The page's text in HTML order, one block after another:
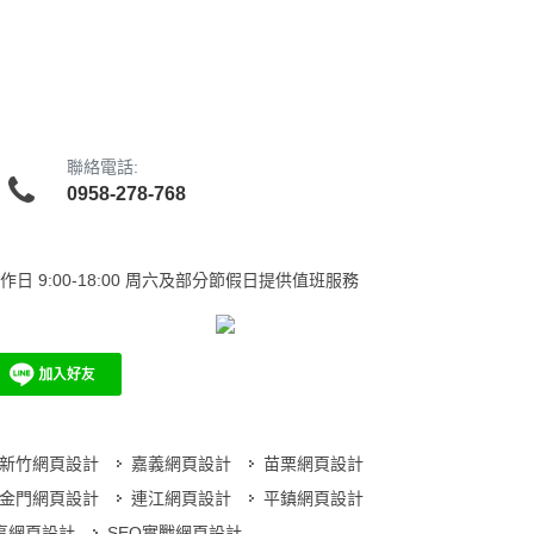
聯絡電話:
0958-278-768
日 9:00-18:00 周六及部分節假日提供值班服務
新竹網頁設計 嘉義網頁設計
苗栗網頁設計
金門網頁設計 連江網頁設計
平鎮網頁設計